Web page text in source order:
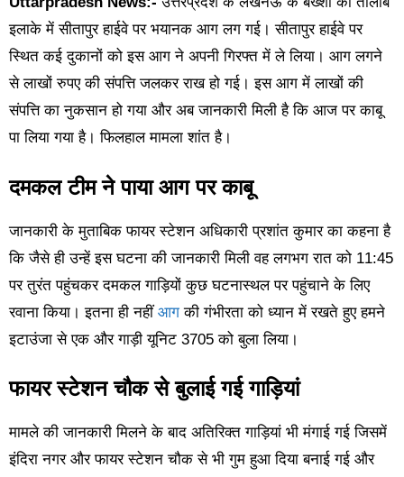
इलाके में सीतापुर हाईवे पर भयानक आग लग गई। सीतापुर हाईवे पर
स्थित कई दुकानों को इस आग ने अपनी गिरफ्त में ले लिया। आग लगने
से लाखों रुपए की संपत्ति जलकर राख हो गई। इस आग में लाखों की
संपत्ति का नुकसान हो गया और अब जानकारी मिली है कि आज पर काबू
पा लिया गया है। फिलहाल मामला शांत है।
दमकल टीम ने पाया आग पर काबू
जानकारी के मुताबिक फायर स्टेशन अधिकारी प्रशांत कुमार का कहना है
कि जैसे ही उन्हें इस घटना की जानकारी मिली वह लगभग रात को 11:45
पर तुरंत पहुंचकर दमकल गाड़ियों कुछ घटनास्थल पर पहुंचाने के लिए
रवाना किया। इतना ही नहीं आग की गंभीरता को ध्यान में रखते हुए हमने
इटाउंजा से एक और गाड़ी यूनिट 3705 को बुला लिया।
फायर स्टेशन चौक से बुलाई गई गाड़ियां
मामले की जानकारी मिलने के बाद अतिरिक्त गाड़ियां भी मंगाई गई जिसमें
इंदिरा नगर और फायर स्टेशन चौक से भी गुम हुआ दिया बनाई गई और